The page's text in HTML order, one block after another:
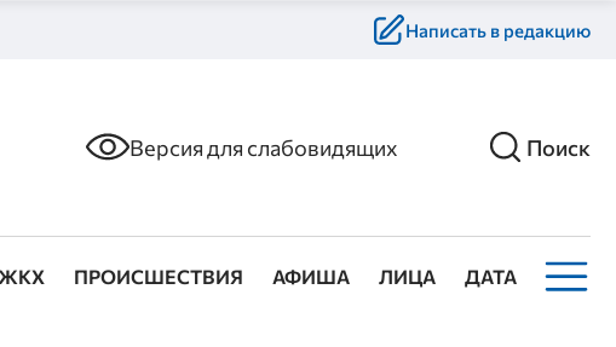
Написать в редакцию
Версия для слабовидящих Поиск
ЖКХ ПРОИСШЕСТВИЯ АФИША ЛИЦА ДАТА